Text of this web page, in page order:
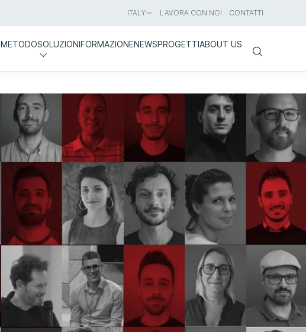
ITALY LAVORA CON NOI CONTATTI
METODOSOLUZIONIFORMAZIONENEWSPROGETTIABOUT US
Search